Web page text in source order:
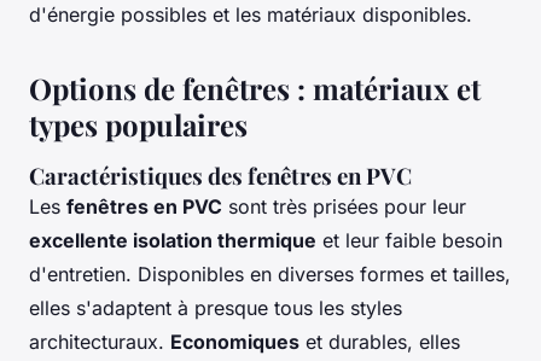
d'énergie possibles et les matériaux disponibles.
Options de fenêtres : matériaux et
types populaires
Caractéristiques des fenêtres en PVC
Les fenêtres en PVC sont très prisées pour leur
excellente isolation thermique et leur faible besoin
d'entretien. Disponibles en diverses formes et tailles,
elles s'adaptent à presque tous les styles
architecturaux. Economiques et durables, elles